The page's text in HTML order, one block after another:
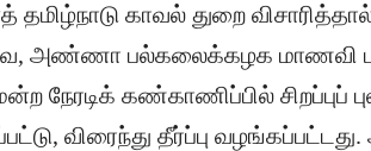
காவல் துறை
அண்ணா பல்கலைக்கழக மாணவி
நேரடிக் கண்காணிப்பில் சிறப்புப்
விரைந்து தீர்ப்பு